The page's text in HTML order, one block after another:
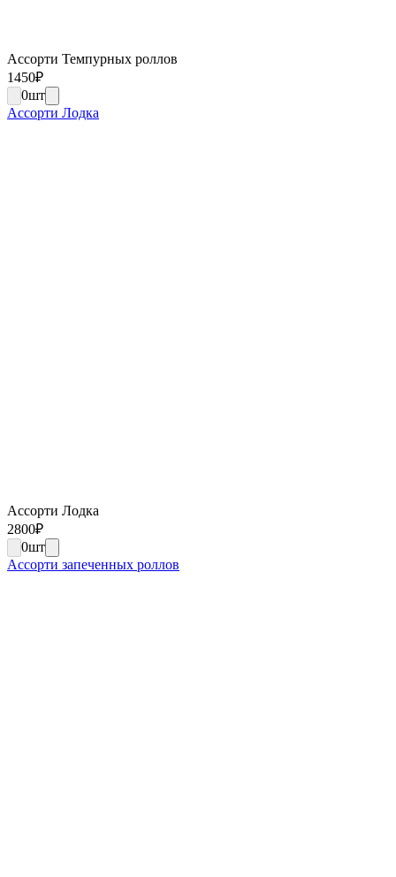
Ассорти Темпурных роллов
1450₽
0шт
Ассорти Лодка
Ассорти Лодка
2800₽
0шт
Ассорти запеченных роллов